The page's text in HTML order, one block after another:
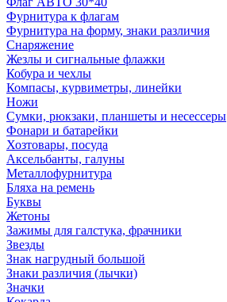
Фурнитура к флагам
Фурнитура на форму, знаки различия
Снаряжение
Жезлы и сигнальные флажки
Кобура и чехлы
Компасы, курвиметры, линейки
Ножи
Сумки, рюкзаки, планшеты и несессеры
Фонари и батарейки
Хозтовары, посуда
Аксельбанты, галуны
Металлофурнитура
Бляха на ремень
Буквы
Жетоны
Зажимы для галстука, фрачники
Звезды
Знак нагрудный большой
Знаки различия (лычки)
Значки